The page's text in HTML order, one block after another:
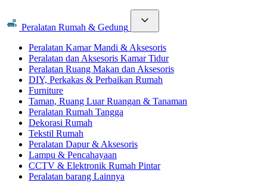
Peralatan Rumah & Gedung
Peralatan Kamar Mandi & Aksesoris
Peralatan dan Aksesoris Kamar Tidur
Peralatan Ruang Makan dan Aksesoris
DIY, Perkakas & Perbaikan Rumah
Furniture
Taman, Ruang Luar Ruangan & Tanaman
Peralatan Rumah Tangga
Dekorasi Rumah
Tekstil Rumah
Peralatan Dapur & Aksesoris
Lampu & Pencahayaan
CCTV & Elektronik Rumah Pintar
Peralatan barang Lainnya